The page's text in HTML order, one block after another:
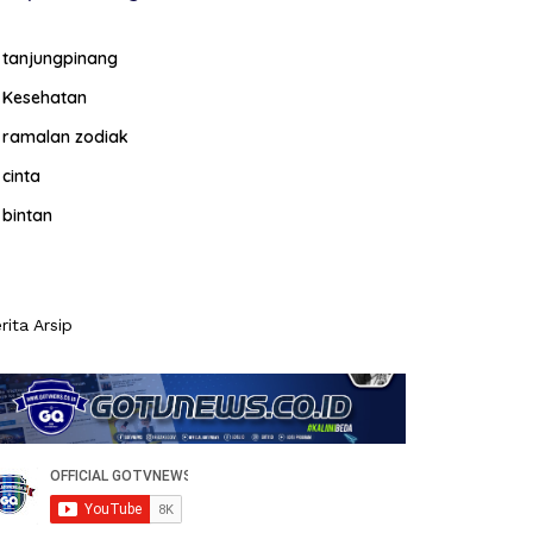
tanjungpinang
Kesehatan
ramalan zodiak
cinta
bintan
Arsip